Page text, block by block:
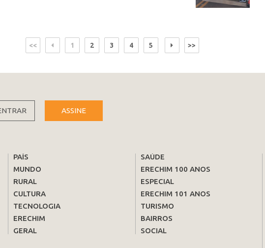
<< 1 2 3 4 5 >>
ASSINE
PAÍS
MUNDO
RURAL
CULTURA
TECNOLOGIA
ERECHIM
GERAL
SAÚDE
ERECHIM 100 ANOS
ESPECIAL
ERECHIM 101 ANOS
TURISMO
BAIRROS
SOCIAL